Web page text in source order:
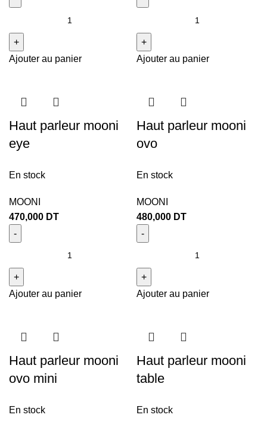
Ajouter au panier Ajouter au panier
Haut parleur mooni
eye
En stock
MOONI
470,000 DT
Ajouter au panier
Haut parleur mooni
ovo
En stock
MOONI
480,000 DT
Ajouter au panier
Haut parleur mooni
ovo mini
En stock
Haut parleur mooni
table
En stock